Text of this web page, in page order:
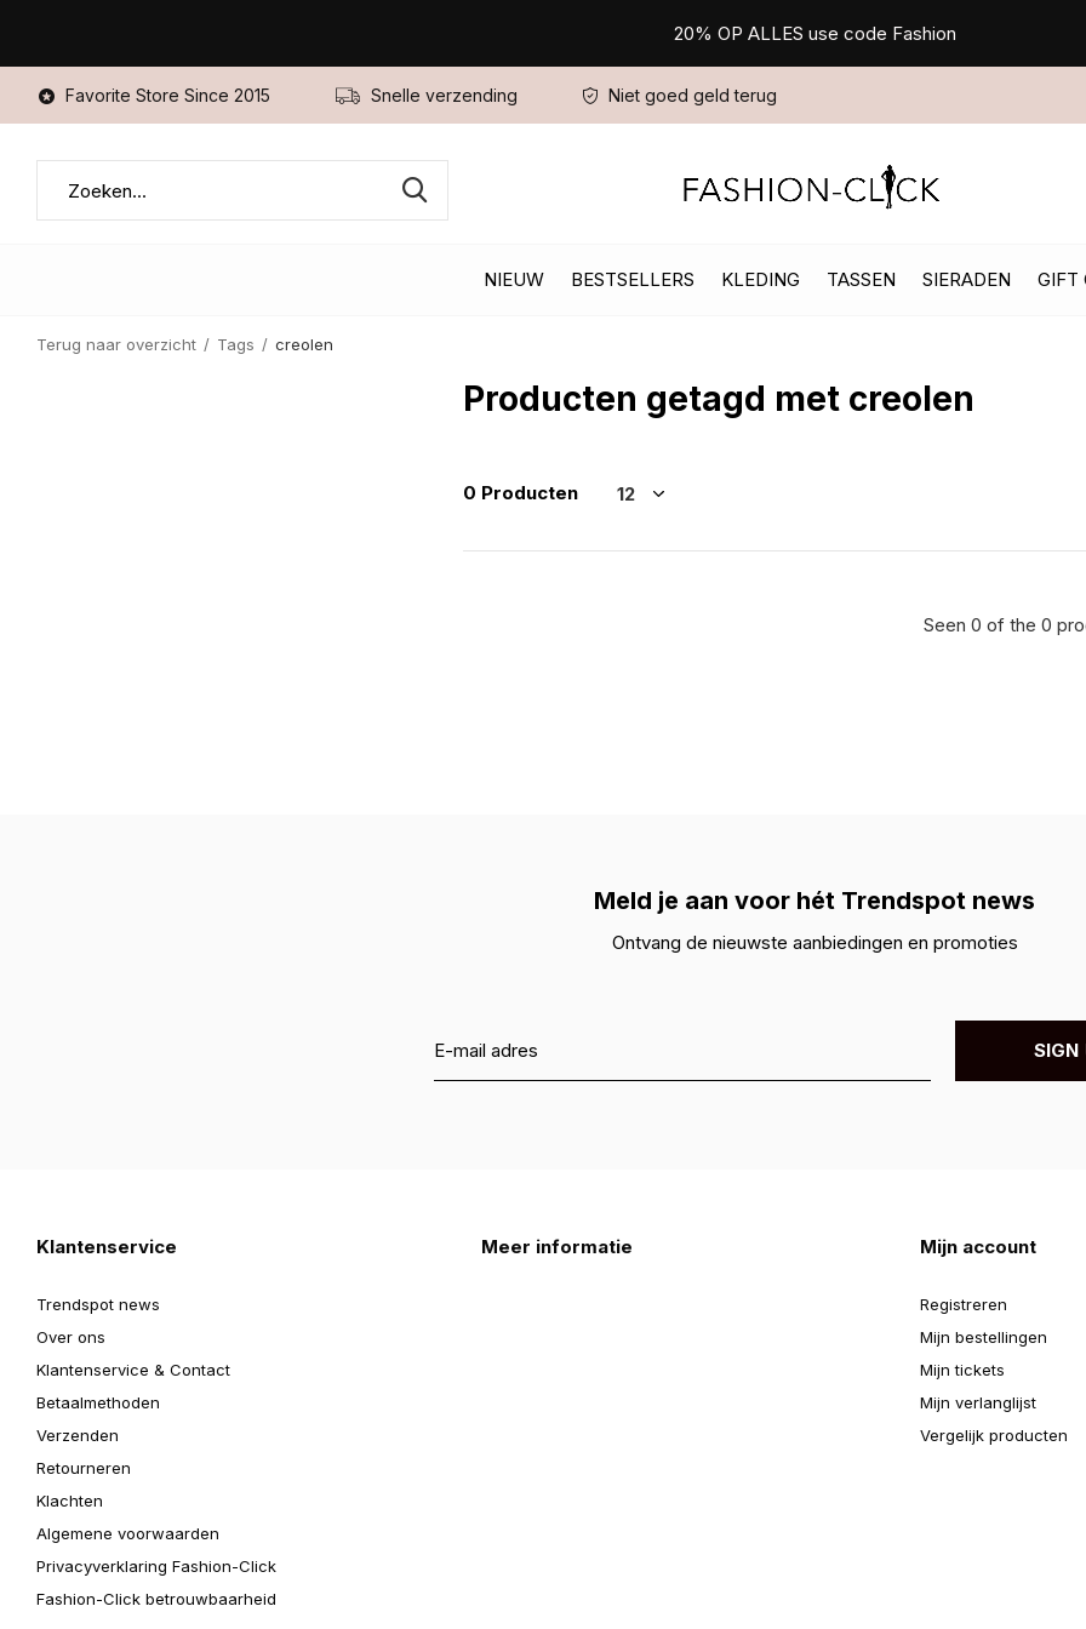
NIEUW BESTSELLERS KLEDING TASSEN SIERADEN GIFT
Favorite Store Since 2015 Snelle verzending Niet goed geld terug
20% OP ALLES use code Fashion
Terug naar overzicht Tags creolen
Producten getagd met creolen
0 Producten
Seen 0 of the 0
Meld je aan voor hét Trendspot news
Ontvang de nieuwste aanbiedingen en promoties
SIGN
Klantenservice
Trendspot news
Over ons
Klantenservice & Contact
Betaalmethoden
Verzenden
Retourneren
Klachten
Algemene voorwaarden
Privacyverklaring Fashion-Click
Fashion-Click betrouwbaarheid
Meer informatie Mijn account
Registreren
Mijn bestellingen
Mijn tickets
Mijn verlanglijst
Vergelijk producten